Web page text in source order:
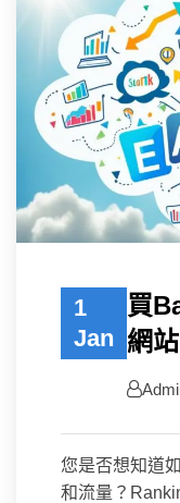
1
Jan
買
網
您是否想知道
和流量？